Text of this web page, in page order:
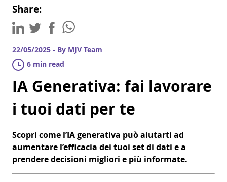
Share:
22/05/2025 - By MJV Team
6 min read
IA Generativa: fai lavorare
i tuoi dati per te
Scopri come l’IA generativa può aiutarti ad
aumentare l’efficacia dei tuoi set di dati e a
prendere decisioni migliori e più informate.